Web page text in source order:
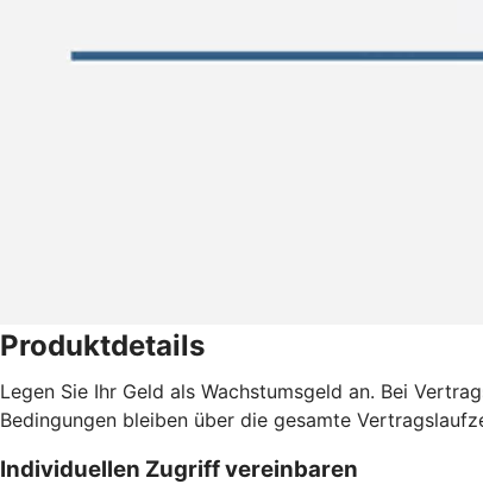
Produktdetails
Legen Sie Ihr Geld als Wachstumsgeld an. Bei
Bedingungen bleiben über die gesamte
Individuellen Zugriff vereinbaren